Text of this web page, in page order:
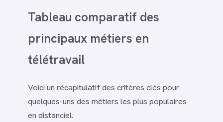
Tableau comparatif des
principaux métiers en
télétravail
Voici un récapitulatif des critères clés pour
quelques-uns des métiers les plus populaires
en distanciel.